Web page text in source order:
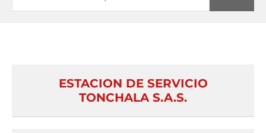
ESTACION DE SERVICIO
TONCHALA S.A.S.